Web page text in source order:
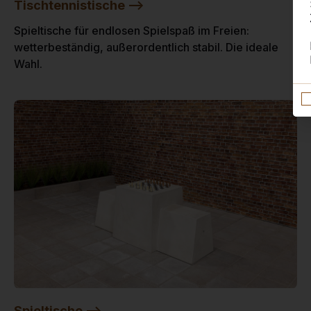
Tischtennistische -->
Spieltische für endlosen Spielspaß im Freien:
wetterbeständig, außerordentlich stabil. Die ideale
Wahl.